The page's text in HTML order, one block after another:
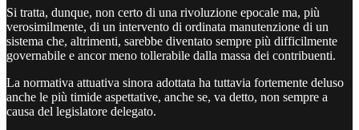
Si tratta, dunque, non certo di una rivoluzione epocale ma, più
verosimilmente, di un intervento di ordinata manutenzione di un
sistema che, altrimenti, sarebbe diventato sempre più difficilmente
governabile e ancor meno tollerabile dalla massa dei contribuenti.
La normativa attuativa sinora adottata ha tuttavia fortemente deluso
anche le più timide aspettative, anche se, va detto, non sempre a
causa del legislatore delegato.